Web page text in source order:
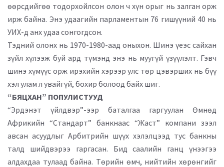
өөрсдийгөө тодорхойлсон олон ч хүн орыг нь залган орж
ирж байна. Энэ удаагийн парламентын 76 гишүүний 40 нь
УИХ-д анх удаа сонгогдсон.
Тэдний олонх нь 1970-1980-аад оныхон. Шинэ үеэс сайхан
зүйл хүлээж буй ард түмэнд энэ нь муугүй үзүүлэлт. Гэвч
шинэ хүмүүс орж ирэхийн хэрээр улс төр цэвэрших нь бүү
хэл улам л увайгүй, бохир болоод байх шиг.
“БЯЦХАН” ПОПУЛИСТУУД
“Эрдэнэт үйлдвэр”-ээр баталгаа гаргуулан Өмнөд
Африкийн “Стандарт” банкнаас “Жаст” компани зээл
авсан асуудлыг Арбитрийн шүүх хэлэлцээд тус банкны
талд шийдвэрээ гаргасан. Бид саалийн ганц үнээгээ
алдахдаа тулаад байна. Төрийн өмч, нийтийн хөрөнгийг